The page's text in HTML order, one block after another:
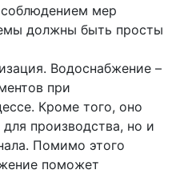
мер
должны быть просты
Водоснабжение –
при
Кроме того, оно
производства, но и
Помимо этого
поможет